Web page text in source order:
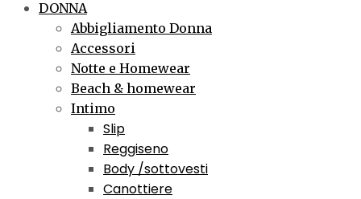
DONNA
Abbigliamento Donna
Accessori
Notte e Homewear
Beach & homewear
Intimo
Slip
Reggiseno
Body /sottovesti
Canottiere